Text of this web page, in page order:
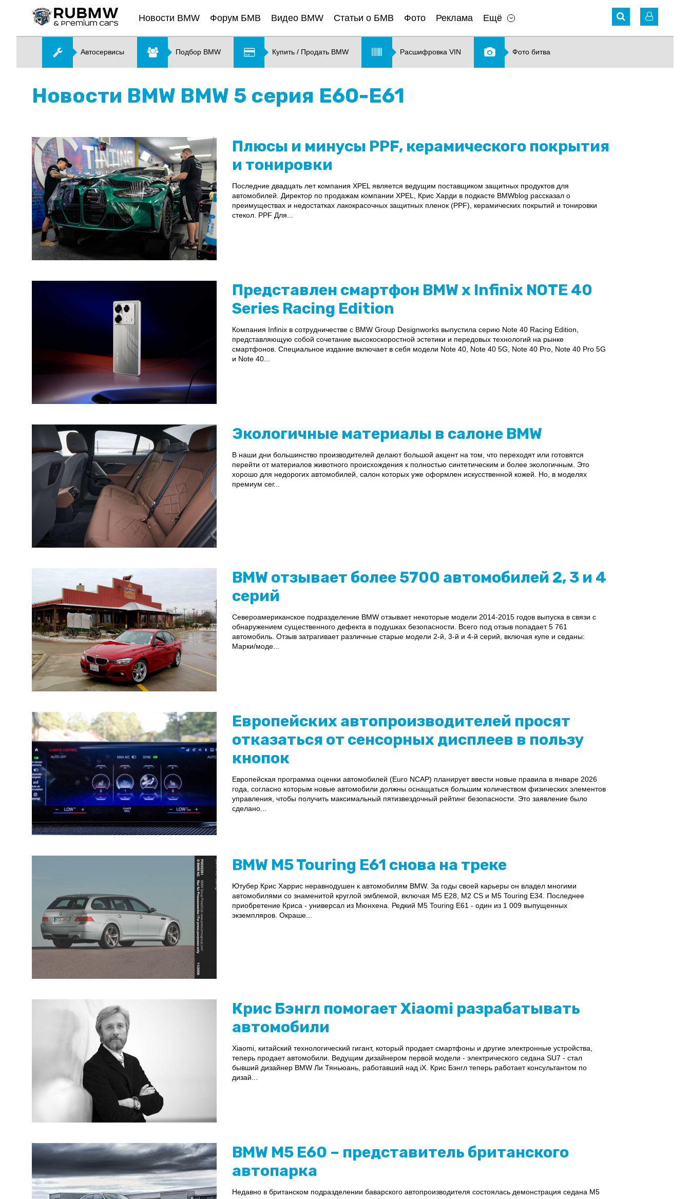
Новости BMW Форум БМВ Видео BMW Статьи о БМВ Фото Реклама Ещё
Автосервисы Подбор BMW Купить / Продать BMW Расшифровка VIN Фото битва
Новости BMW BMW 5 серия E60-E61
Плюсы и минусы PPF, керамического покрытия
и тонировки
Последние двадцать лет компания XPEL является ведущим поставщиком защитных продуктов для
автомобилей. Директор по продажам компании XPEL, Крис Харди в подкасте BMWblog рассказал о
преимуществах и недостатках лакокрасочных защитных пленок (PPF), керамических покрытий и тонировки
стекол. PPF Для...
Представлен смартфон BMW x Infinix NOTE 40
Series Racing Edition
Компания Infinix в сотрудничестве с BMW Group Designworks выпустила серию Note 40 Racing Edition,
представляющую собой сочетание высокоскоростной эстетики и передовых технологий на рынке
смартфонов. Специальное издание включает в себя модели Note 40, Note 40 5G, Note 40 Pro, Note 40 Pro 5G
и Note 40...
Экологичные материалы в салоне BMW
В наши дни большинство производителей делают большой акцент на том, что переходят или готовятся
перейти от материалов животного происхождения к полностью синтетическим и более экологичным. Это
хорошо для недорогих автомобилей, салон которых уже оформлен искусственной кожей. Но, в моделях
премиум сег...
BMW отзывает более 5700 автомобилей 2, 3 и 4
серий
Североамериканское подразделение BMW отзывает некоторые модели 2014-2015 годов выпуска в связи с
обнаружением существенного дефекта в подушках безопасности. Всего под отзыв попадает 5 761
автомобиль. Отзыв затрагивает различные старые модели 2-й, 3-й и 4-й серий, включая купе и седаны:
Марки/моде...
Европейских автопроизводителей просят
отказаться от сенсорных дисплеев в пользу
кнопок
Европейская программа оценки автомобилей (Euro NCAP) планирует ввести новые правила в январе 2026
года, согласно которым новые автомобили должны оснащаться большим количеством физических элементов
управления, чтобы получить максимальный пятизвездочный рейтинг безопасности. Это заявление было
сделано...
BMW M5 Touring E61 снова на треке
Ютубер Крис Харрис неравнодушен к автомобилям BMW. За годы своей карьеры он владел многими
автомобилями со знаменитой круглой эмблемой, включая M5 E28, M2 CS и M5 Touring E34. Последнее
приобретение Криса - универсал из Мюнхена. Редкий M5 Touring E61 - один из 1 009 выпущенных
экземпляров. Окраше...
Крис Бэнгл помогает Xiaomi разрабатывать
автомобили
Xiaomi, китайский технологический гигант, который продает смартфоны и другие электронные устройства,
теперь продает автомобили. Ведущим дизайнером первой модели - электрического седана SU7 - стал
бывший дизайнер BMW Ли Тяньюань, работавший над iX. Крис Бэнгл теперь работает консультантом по
дизай...
BMW M5 E60 – представитель британского
автопарка
Недавно в британском подразделении баварского автопроизводителя состоялась демонстрация седана M5